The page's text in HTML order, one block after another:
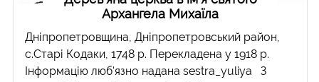
Архангела Михаїла
Дніпропетровщина, Дніпропетровський район,
с.Старі Кодаки, 1748 р. Перекладена у 1918 р.
Інформацію люб'язно надана sestra_yuliya З